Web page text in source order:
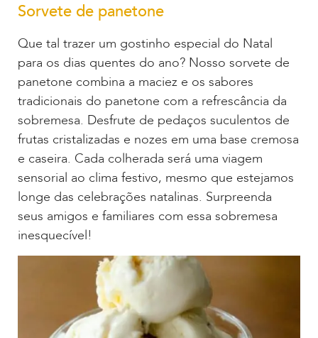
Sorvete de panetone
Que tal trazer um gostinho especial do Natal
para os dias quentes do ano? Nosso sorvete de
panetone combina a maciez e os sabores
tradicionais do panetone com a refrescância da
sobremesa. Desfrute de pedaços suculentos de
frutas cristalizadas e nozes em uma base cremosa
e caseira. Cada colherada será uma viagem
sensorial ao clima festivo, mesmo que estejamos
longe das celebrações natalinas. Surpreenda
seus amigos e familiares com essa sobremesa
inesquecível!